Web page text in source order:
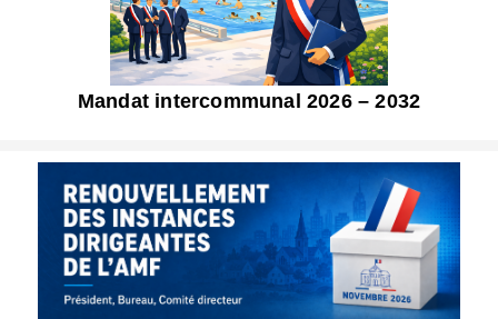
Mandat intercommunal 2026 – 2032